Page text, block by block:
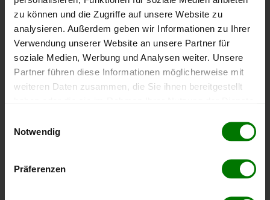
zu können und die Zugriffe auf unsere Website zu
analysieren. Außerdem geben wir Informationen zu Ihrer
Verwendung unserer Website an unsere Partner für
soziale Medien, Werbung und Analysen weiter. Unsere
Partner führen diese Informationen möglicherweise mit
weiteren Daten zusammen, die Sie ihnen bereitgestellt
Notwendig
Präferenzen
Pellets-Qualität
ENplus-A1
Zahlungsarten
Rechnung Barzahlung EC-Karte
Extra-Optionen